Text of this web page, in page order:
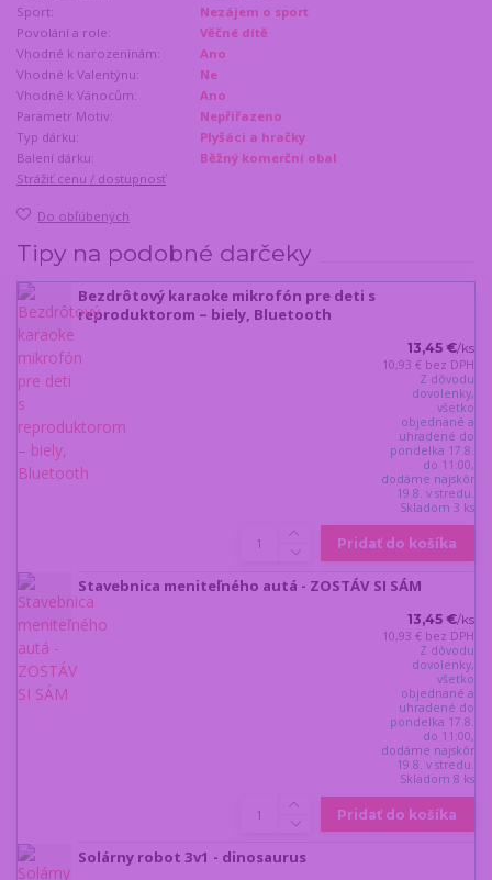
Sport:
Nezájem o sport
Povolání a role:
Věčné dítě
Vhodné k narozeninám:
Ano
Vhodné k Valentýnu:
Ne
Vhodné k Vánocům:
Ano
Parametr Motiv:
Nepřiřazeno
Typ dárku:
Plyšáci a hračky
Balení dárku:
Běžný komerční obal
Strážiť cenu / dostupnosť
Do obľúbených
Tipy na podobné darčeky
Bezdrôtový karaoke mikrofón pre deti s
reproduktorom – biely, Bluetooth
13,45 €/ks
10,93 € bez DPH
Z dôvodu
dovolenky,
všetko
objednané a
uhradené do
pondelka 17.8.
do 11:00,
dodáme najskôr
19.8. v stredu.
Skladom 3 ks
Pridať do košíka
Stavebnica meniteľného autá - ZOSTÁV SI SÁM
13,45 €/ks
10,93 € bez DPH
Z dôvodu
dovolenky,
všetko
objednané a
uhradené do
pondelka 17.8.
do 11:00,
dodáme najskôr
19.8. v stredu.
Skladom 8 ks
Pridať do košíka
Solárny robot 3v1 - dinosaurus